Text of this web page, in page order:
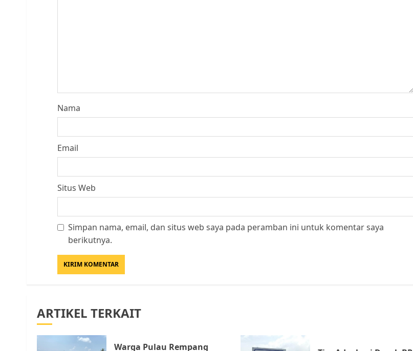
Nama
Email
Situs Web
Simpan nama, email, dan situs web saya pada peramban ini untuk komentar saya
berikutnya.
ARTIKEL TERKAIT
Warga Pulau Rempang